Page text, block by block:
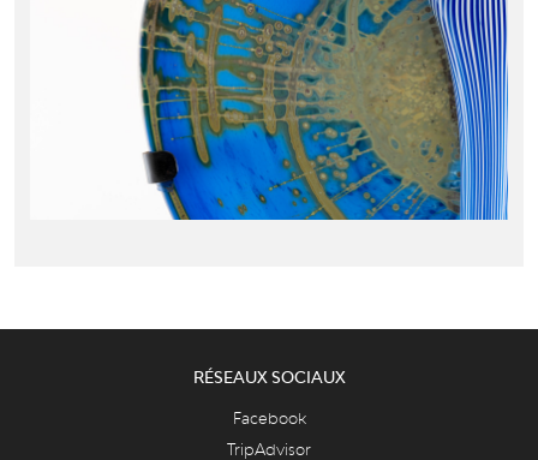
RÉSEAUX SOCIAUX
Facebook
TripAdvisor